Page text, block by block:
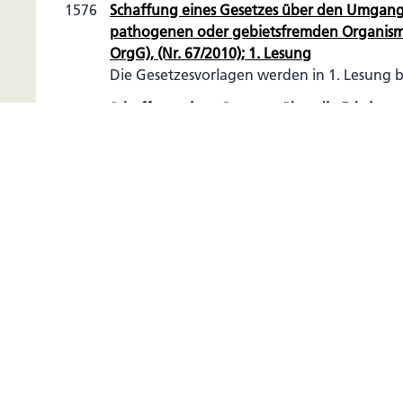
1576
Schaffung eines Gesetzes über den
pathogenen oder gebietsfremden
OrgG), (Nr. 67/2010); 1. Lesung
Die Gesetzesvorlagen werden in 1. Lesung
Schaffung eines Gesetzes über die